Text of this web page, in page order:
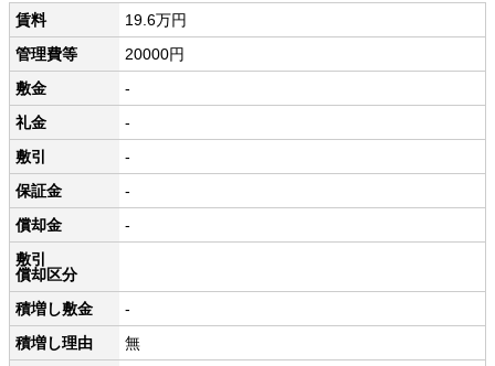
賃料
19.6万円
管理費等
20000円
敷金
-
礼金
-
敷引
-
保証金
-
償却金
-
敷引
償却区分
積増し敷金
-
積増し理由
無